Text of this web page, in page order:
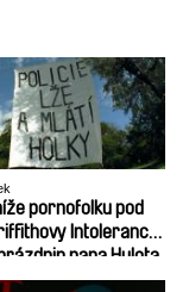
pornofolku pod
Intolerance
pana Hulota
a zánik